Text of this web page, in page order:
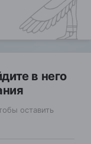
в него
оставить